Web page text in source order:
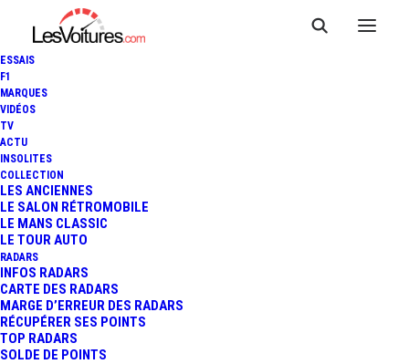
ESSAIS
F1
MARQUES
VIDÉOS
TV
ACTU
INSOLITES
COLLECTION
LES ANCIENNES
LE SALON RÉTROMOBILE
LE MANS CLASSIC
LE TOUR AUTO
RADARS
INFOS RADARS
CARTE DES RADARS
MARGE D’ERREUR DES RADARS
RÉCUPÉRER SES POINTS
TOP RADARS
SOLDE DE POINTS